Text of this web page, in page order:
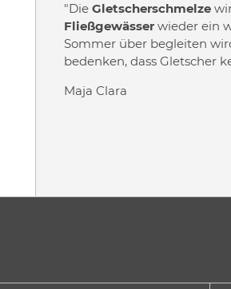
"Die Gletscherschmelze
Fließgewässerwieder ein
Sommer über begleiten
bedenken, dass Gletscher
Maja Clara